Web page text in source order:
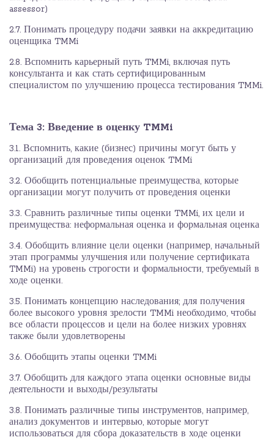
assessor)
2.7. Понимать процедуру подачи заявки на аккредитацию
оценщика TMMi
2.8. Вспомнить карьерный путь TMMi, включая путь
консультанта и как стать сертифицированным
специалистом по улучшению процесса тестирования TMMi.
Тема 3: Введение в оценку TMMi
3.1. Вспомнить, какие (бизнес) причины могут быть у
организаций для проведения оценок TMMi
3.2. Обобщить потенциальные преимущества, которые
организации могут получить от проведения оценки
3.3. Сравнить различные типы оценки TMMi, их цели и
преимущества: неформальная оценка и формальная оценка
3.4. Обобщить влияние цели оценки (например, начальный
этап программы улучшения или получение сертификата
TMMi) на уровень строгости и формальности, требуемый в
ходе оценки.
3.5. Понимать концепцию наследования; для получения
более высокого уровня зрелости TMMi необходимо, чтобы
все области процессов и цели на более низких уровнях
также были удовлетворены
3.6. Обобщить этапы оценки TMMi
3.7. Обобщить для каждого этапа оценки основные виды
деятельности и выходы/результаты
3.8. Понимать различные типы инструментов, например,
анализ документов и интервью, которые могут
использоваться для сбора доказательств в ходе оценки